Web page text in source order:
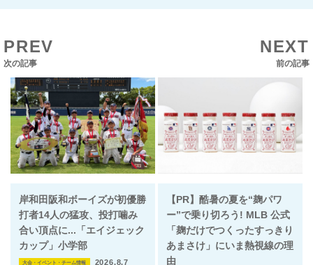
PREV
次の記事
NEXT
前の記事
岸和田阪和ボーイズが初優勝
打者14人の猛攻、投打噛み
合い頂点に...「エイジェック
カップ」小学部
大会・イベント・チーム情報 2026.8.7
【PR】酷暑の夏を“麹パワ
ー”で乗り切ろう! MLB 公式
「麹だけでつくったすっきり
あまさけ」にいま熱視線の理
由